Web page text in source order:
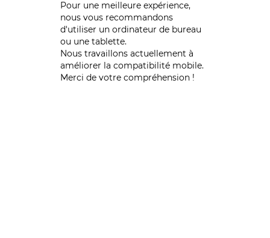
Pour une meilleure expérience,
nous vous recommandons
d'utiliser un ordinateur de bureau
ou une tablette.
Nous travaillons actuellement à
améliorer la compatibilité mobile.
Merci de votre compréhension !